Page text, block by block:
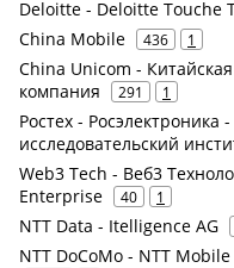
Deloitte - Deloitte Touche
China Mobile 436 1
China Unicom -
компания
291 1
Ростех -
исследовательский
Web3 Tech - Веб3
Enterprise
40 1
NTT Data - Itelligence AG
NTT DoCoMo - NTT